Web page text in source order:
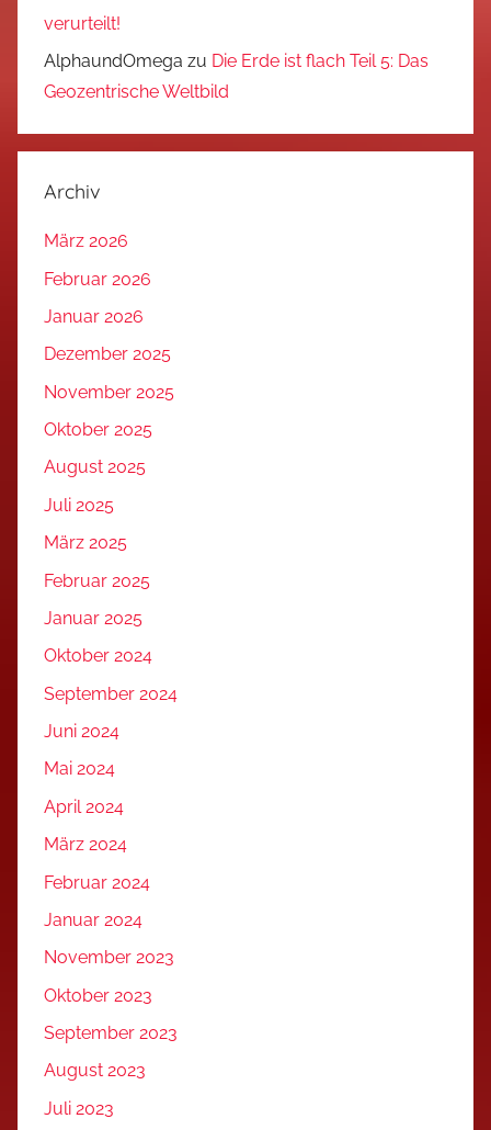
verurteilt!
AlphaundOmega zu Die Erde ist flach Teil 5: Das
Geozentrische Weltbild
Archiv
März 2026
Februar 2026
Januar 2026
Dezember 2025
November 2025
Oktober 2025
August 2025
Juli 2025
März 2025
Februar 2025
Januar 2025
Oktober 2024
September 2024
Juni 2024
Mai 2024
April 2024
März 2024
Februar 2024
Januar 2024
November 2023
Oktober 2023
September 2023
August 2023
Juli 2023